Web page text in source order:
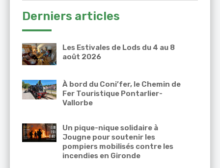
Derniers articles
Les Estivales de Lods du 4 au 8
août 2026
À bord du Coni’fer, le Chemin de
Fer Touristique Pontarlier-
Vallorbe
Un pique-nique solidaire à
Jougne pour soutenir les
pompiers mobilisés contre les
incendies en Gironde